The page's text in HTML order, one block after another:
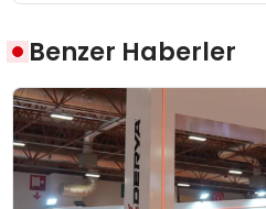
Benzer Haberler